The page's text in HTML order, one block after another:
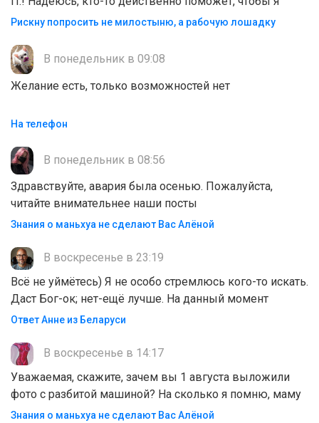
Рискну попросить не милостыню, а рабочую лошадку
В понедельник в 09:08
Желание есть, только возможностей нет
На телефон
В понедельник в 08:56
Здравствуйте, авария была осенью. Пожалуйста,
читайте внимательнее наши посты
Знания о маньхуа не сделают Вас Алëной
В воскресенье в 23:19
Всё не уймётесь) Я не особо стремлюсь кого-то искать.
Даст Бог-ок; нет-ещё лучше. На данный момент
Ответ Анне из Беларуси
В воскресенье в 14:17
Уважаемая, скажите, зачем вы 1 августа выложили
фото с разбитой машиной? На сколько я помню, маму
Знания о маньхуа не сделают Вас Алëной